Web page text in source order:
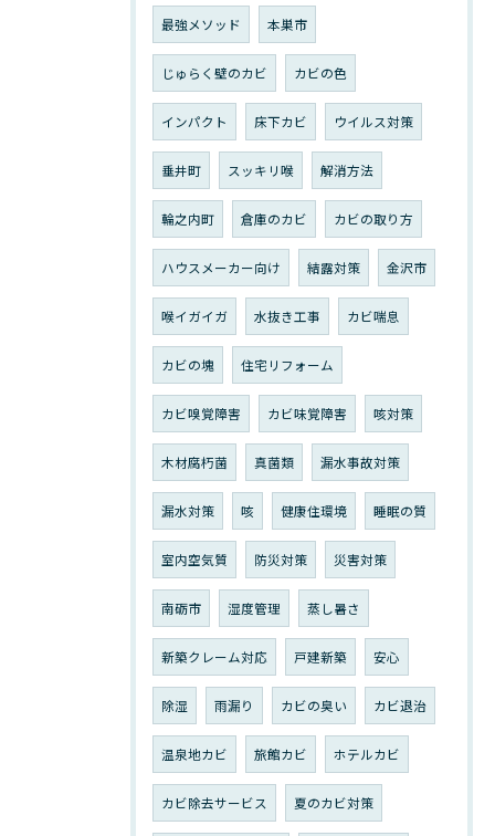
最強メソッド 本巣市
じゅらく壁のカビ カビの色
インパクト 床下カビ ウイルス対策
垂井町 スッキリ喉 解消方法
輪之内町 倉庫のカビ カビの取り方
ハウスメーカー向け 結露対策 金沢市
喉イガイガ 水抜き工事 カビ喘息
カビの塊 住宅リフォーム
カビ嗅覚障害 カビ味覚障害 咳対策
木材腐朽菌 真菌類 漏水事故対策
漏水対策 咳 健康住環境 睡眠の質
室内空気質 防災対策 災害対策
南砺市 湿度管理 蒸し暑さ
新築クレーム対応 戸建新築 安心
除湿 雨漏り カビの臭い カビ退治
温泉地カビ 旅館カビ ホテルカビ
カビ除去サービス 夏のカビ対策